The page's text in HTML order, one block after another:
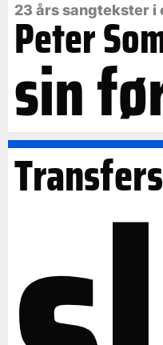
23 års sangtekster i
Peter
sin